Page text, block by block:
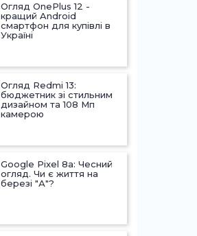
Огляд OnePlus 12 -
кращий Android
смартфон для купівлі в
Україні
Огляд Redmi 13:
бюджетник зі стильним
дизайном та 108 Мп
камерою
Google Pixel 8a: Чесний
огляд. Чи є життя на
березі "А"?